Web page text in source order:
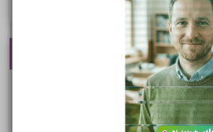
Nejčtenější články
Kdy vysoké školy pořádají dny
Na které fakulty se dostanete bez